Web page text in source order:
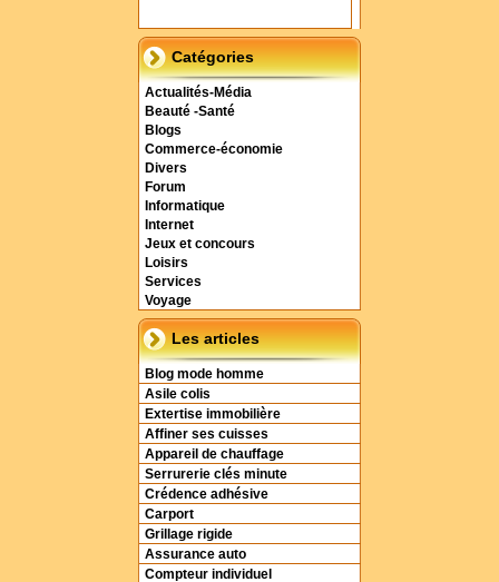
Catégories
Actualités-Média
Beauté -Santé
Blogs
Commerce-économie
Divers
Forum
Informatique
Internet
Jeux et concours
Loisirs
Services
Voyage
Les articles
Blog mode homme
Asile colis
Extertise immobilière
Affiner ses cuisses
Appareil de chauffage
Serrurerie clés minute
Crédence adhésive
Carport
Grillage rigide
Assurance auto
Compteur individuel